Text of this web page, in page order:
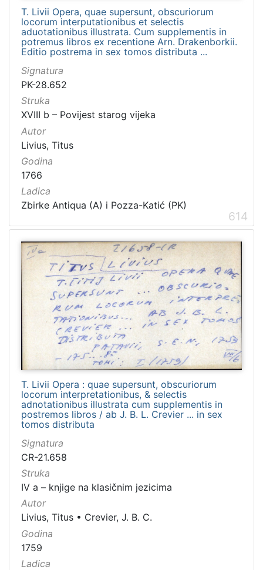
T. Livii Opera, quae supersunt, obscuriorum
locorum interputationibus et selectis
aduotationibus illustrata. Cum supplementis in
potremus libros ex recentione Arn. Drakenborkii.
Editio postrema in sex tomos distributa ...
Signatura
PK-28.652
Struka
XVIII b – Povijest starog vijeka
Autor
Livius, Titus
Godina
1766
Ladica
Zbirke Antiqua (A) i Pozza-Katić (PK)
614
T. Livii Opera : quae supersunt, obscuriorum
locorum interpretationibus, & selectis
adnotationibus illustrata cum supplementis in
postremos libros / ab J. B. L. Crevier ... in sex
tomos distributa
Signatura
CR-21.658
Struka
IV a – knjige na klasičnim jezicima
Autor
Livius, Titus • Crevier, J. B. C.
Godina
1759
Ladica